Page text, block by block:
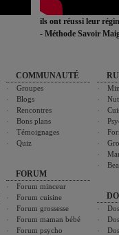
ils ont réussi leur
- Méthode Savoir
COMMUNAUTÉ
Groupes
Blogs
Rencontres
Bons plans
Témoignages
Quiz
FORUM
Forum minceur
Forum cuisine
Forum grossesse
Forum maman bébé
Forum psycho